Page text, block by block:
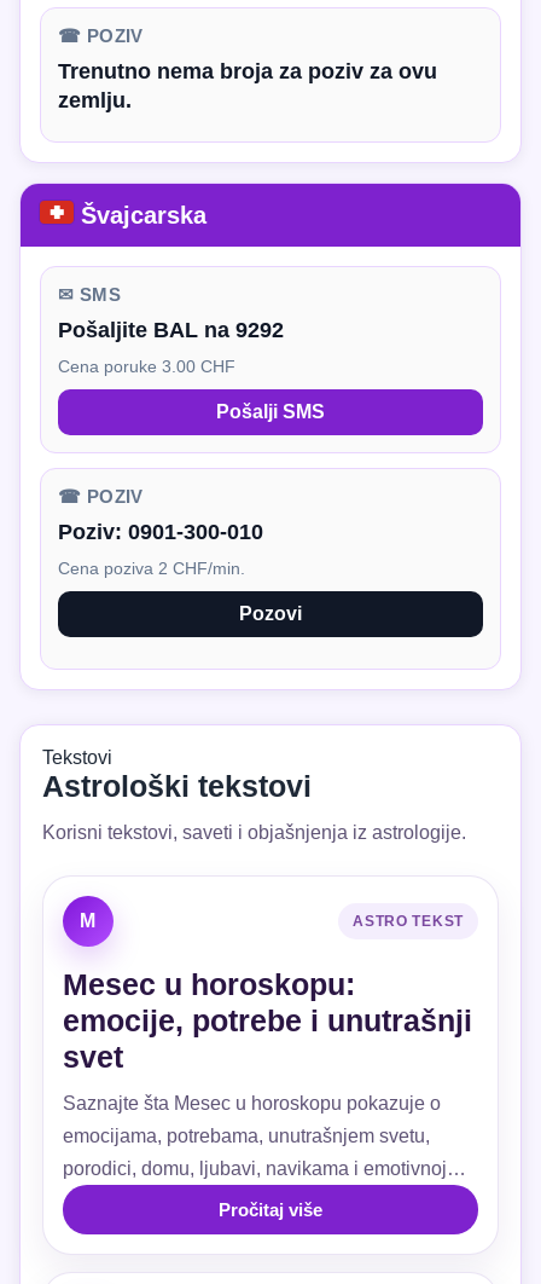
☎ POZIV
Trenutno nema broja za poziv za ovu
zemlju.
Švajcarska
✉ SMS
Pošaljite BAL na 9292
Cena poruke 3.00 CHF
Pošalji SMS
☎ POZIV
Poziv: 0901-300-010
Cena poziva 2 CHF/min.
Pozovi
Tekstovi
Astrološki tekstovi
Korisni tekstovi, saveti i objašnjenja iz astrologije.
M ASTRO TEKST
Mesec u horoskopu:
emocije, potrebe i unutrašnji
svet
Saznajte šta Mesec u horoskopu pokazuje o
emocijama, potrebama, unutrašnjem svetu,
porodici, domu, ljubavi, navikama i emotivnoj
sigurnosti.
Pročitaj više